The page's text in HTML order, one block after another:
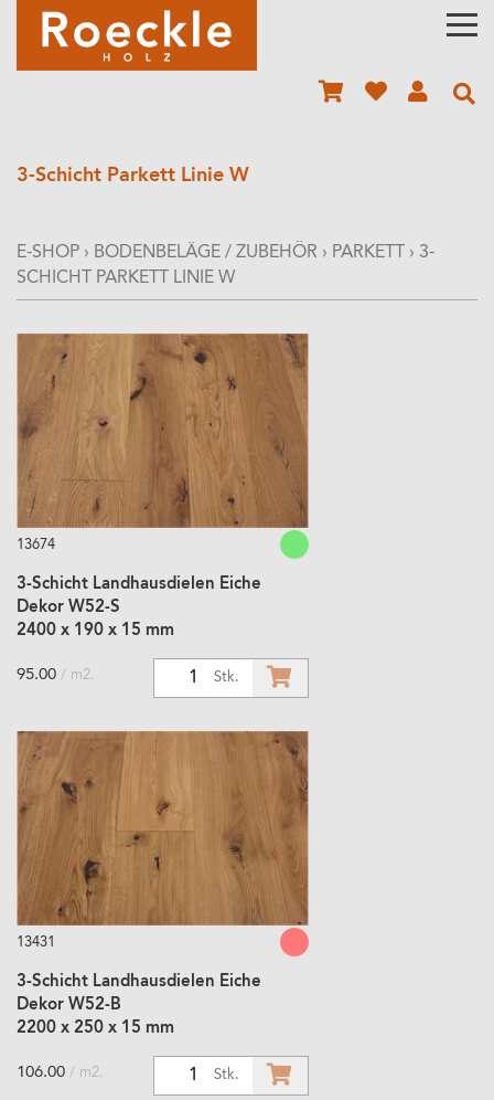
3-Schicht Parkett Linie W
E-SHOP › BODENBELÄGE / ZUBEHÖR › PARKETT › 3-
SCHICHT PARKETT LINIE W
13674
3-Schicht Landhausdielen Eiche
Dekor W52-S
2400 x 190 x 15 mm
Stk.
95.00 / m2.
13431
3-Schicht Landhausdielen Eiche
Dekor W52-B
2200 x 250 x 15 mm
Stk.
106.00 / m2.